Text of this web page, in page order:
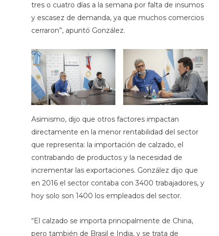
tres o cuatro días a la semana por falta de insumos
y escasez de demanda, ya que muchos comercios
cerraron”, apuntó González.
Asimismo, dijo que otros factores impactan
directamente en la menor rentabilidad del sector
que representa: la importación de calzado, el
contrabando de productos y la necesidad de
incrementar las exportaciones. González dijo que
en 2016 el sector contaba con 3400 trabajadores, y
hoy solo son 1400 los empleados del sector.
“El calzado se importa principalmente de China,
pero también de Brasil e India, y se trata de